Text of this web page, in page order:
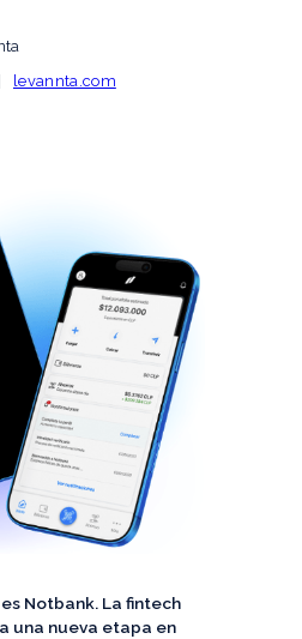
levannta.com
Notbank. La fintech
una nueva etapa en